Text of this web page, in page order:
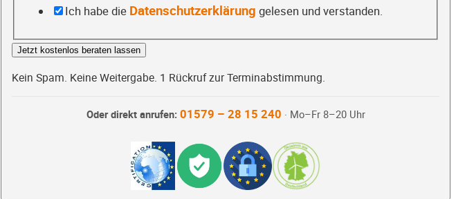
Ich habe die Datenschutzerklärung gelesen und verstanden.
Jetzt kostenlos beraten lassen
Kein Spam. Keine Weitergabe. 1 Rückruf zur Terminabstimmung.
Oder direkt anrufen: 01579 – 28 15 240 · Mo–Fr 8–20 Uhr